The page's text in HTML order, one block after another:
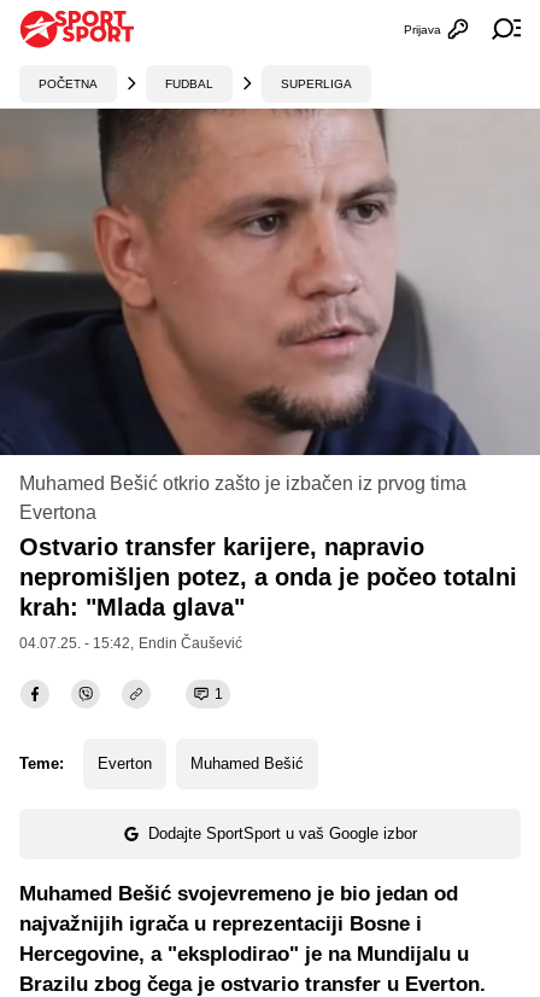
Otvori
Prijava
POČETNA FUDBAL SUPERLIGA
Muhamed Bešić otkrio zašto je izbačen iz prvog tima
Evertona
Ostvario transfer karijere, napravio
nepromišljen potez, a onda je počeo totalni
krah: "Mlada glava"
04.07.25. - 15:42, Endin Čaušević
1
Teme: Everton Muhamed Bešić
Dodajte SportSport u vaš Google izbor
Muhamed Bešić svojevremeno je bio jedan od
najvažnijih igrača u reprezentaciji Bosne i
Hercegovine, a "eksplodirao" je na Mundijalu u
Brazilu zbog čega je ostvario transfer u Everton.